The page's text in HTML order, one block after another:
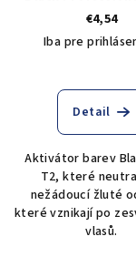
Activator 1000
€4,54
Iba pre
Detail
Aktivátor barev
T2, které
nežádoucí žluté
které vznikají po
vlasů.